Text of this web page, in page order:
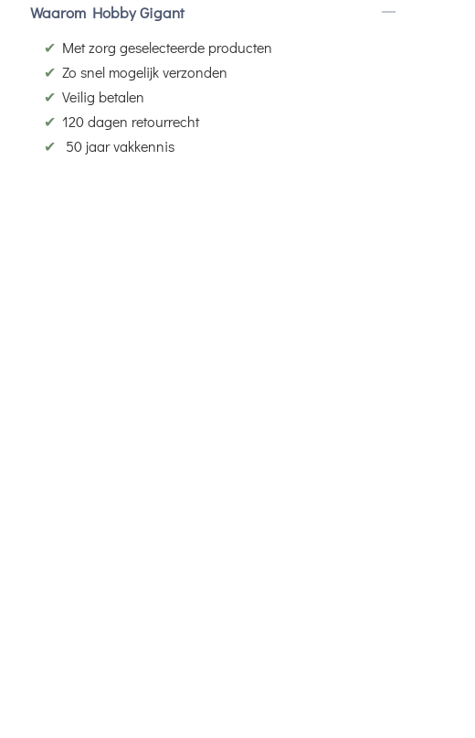
Waarom Hobby Gigant
✔ Met zorg geselecteerde producten
✔ Zo snel mogelijk verzonden
✔ Veilig betalen
✔ 120 dagen retourrecht
✔
50 jaar vakkennis